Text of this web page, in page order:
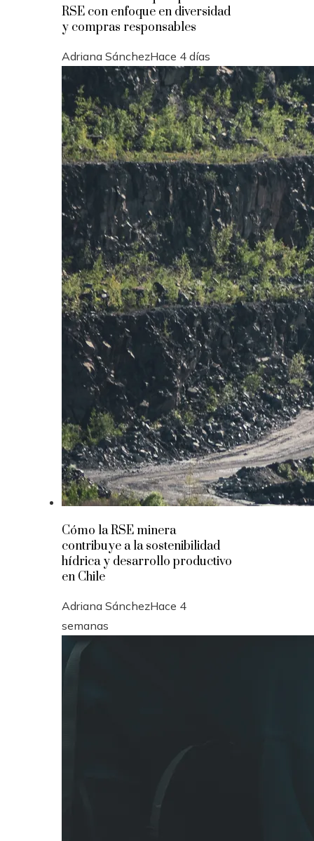
RSE con enfoque en diversidad
y compras responsables
Adriana SánchezHace 4 días
Cómo la RSE minera
contribuye a la sostenibilidad
hídrica y desarrollo productivo
en Chile
Adriana SánchezHace 4
semanas